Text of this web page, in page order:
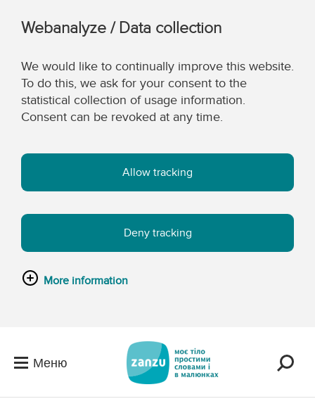
Webanalyze / Data collection
We would like to continually improve this website.
To do this, we ask for your consent to the
statistical collection of usage information.
Consent can be revoked at any time.
Allow tracking
Deny tracking
More information
Меню